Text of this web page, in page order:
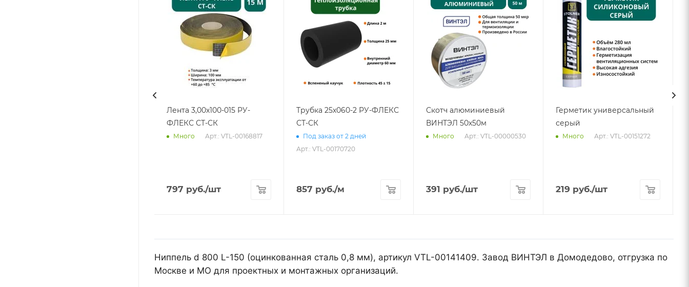
Лента 3,00х100-015 РУ-
ФЛЕКС СТ-СК
Много Арт.: VTL-00168817
797 руб./шт
Трубка 25х060-2 РУ-ФЛЕКС
СТ-СК
Под заказ от 2 дней
Арт.: VTL-00170720
857 руб./м
Скотч алюминиевый
ВИНТЭЛ 50х50м
Много Арт.: VTL-00000530
391 руб./шт
Герметик универсальный
серый
Много Арт.: VTL-00151272
219 руб./шт
Ниппель d 800 L-150 (оцинкованная сталь 0,8 мм), артикул VTL-00141409. Завод ВИНТЭЛ в Домодедово, отгрузка по
Москве и МО для проектных и монтажных организаций.